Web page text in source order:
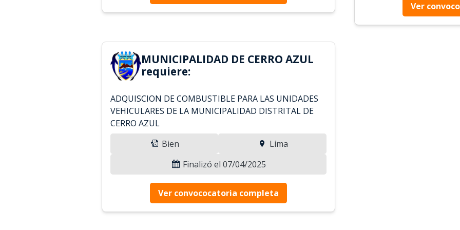
Ver
MUNICIPALIDAD DE CERRO AZUL
requiere:
ADQUISCION DE COMBUSTIBLE PARA LAS UNIDADES
VEHICULARES DE LA MUNICIPALIDAD DISTRITAL DE
CERRO AZUL
Bien
Lima
Finalizó el 07/04/2025
Ver convococatoria completa